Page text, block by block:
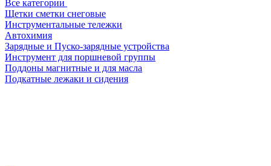
Все категории
Щетки сметки снеговые
Инструментальные тележки
Автохимия
Зарядные и Пуско-зарядные устройства
Инструмент для поршневой группы
Поддоны магнитные и для масла
Подкатные лежаки и сидения